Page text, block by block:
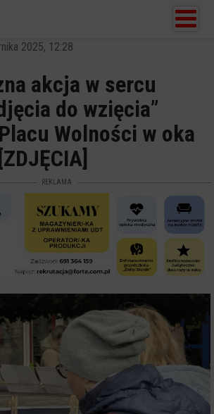
2025, 12:28
akcja w sercu
do wzięcia”
Wolności w oka
REKLAMA